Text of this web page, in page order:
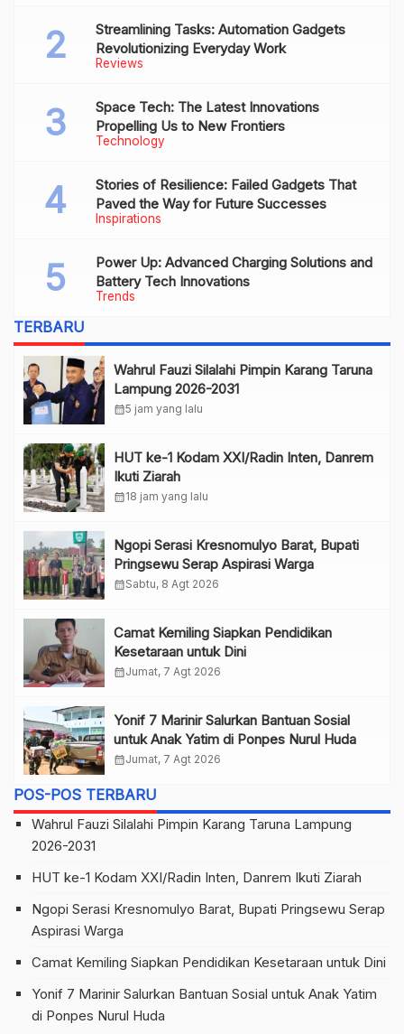
Reviews
Streamlining Tasks: Automation Gadgets
Revolutionizing Everyday Work
Technology
Space Tech: The Latest Innovations
Propelling Us to New Frontiers
Inspirations
Stories of Resilience: Failed Gadgets That
Paved the Way for Future Successes
Trends
Power Up: Advanced Charging Solutions and
Battery Tech Innovations
TERBARU
Wahrul Fauzi Silalahi Pimpin Karang Taruna
Lampung 2026-2031
calendar_month5 jam yang lalu
HUT ke-1 Kodam XXI/Radin Inten, Danrem
Ikuti Ziarah
calendar_month18 jam yang lalu
Ngopi Serasi Kresnomulyo Barat, Bupati
Pringsewu Serap Aspirasi Warga
calendar_monthSabtu, 8 Agt 2026
Camat Kemiling Siapkan Pendidikan
Kesetaraan untuk Dini
calendar_monthJumat, 7 Agt 2026
Yonif 7 Marinir Salurkan Bantuan Sosial
untuk Anak Yatim di Ponpes Nurul Huda
calendar_monthJumat, 7 Agt 2026
POS-POS TERBARU
Wahrul Fauzi Silalahi Pimpin Karang Taruna Lampung
2026-2031
HUT ke-1 Kodam XXI/Radin Inten, Danrem Ikuti Ziarah
Ngopi Serasi Kresnomulyo Barat, Bupati Pringsewu Serap
Aspirasi Warga
Camat Kemiling Siapkan Pendidikan Kesetaraan untuk Dini
Yonif 7 Marinir Salurkan Bantuan Sosial untuk Anak Yatim
di Ponpes Nurul Huda